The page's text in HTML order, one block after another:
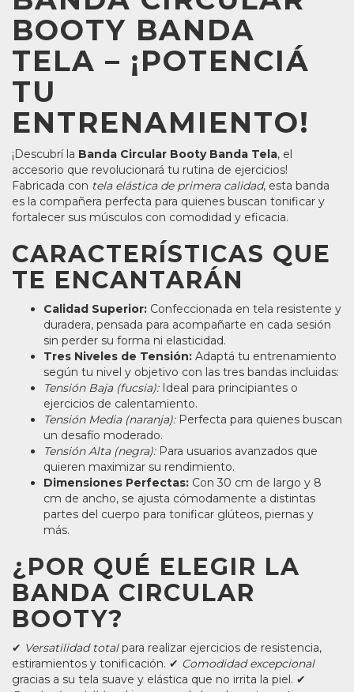
BOOTY BANDA
TELA – ¡POTENCIÁ
TU
ENTRENAMIENTO!
¡Descubrí la Banda Circular Booty Banda Tela, el
accesorio que revolucionará tu rutina de ejercicios!
Fabricada con tela elástica de primera calidad, esta banda
es la compañera perfecta para quienes buscan tonificar y
fortalecer sus músculos con comodidad y eficacia.
CARACTERÍSTICAS QUE
TE ENCANTARÁN
Calidad Superior: Confeccionada en tela resistente y
duradera, pensada para acompañarte en cada sesión
sin perder su forma ni elasticidad.
Tres Niveles de Tensión: Adaptá tu entrenamiento
según tu nivel y objetivo con las tres bandas incluidas:
Tensión Baja (fucsia):Ideal para principiantes o
ejercicios de calentamiento.
Tensión Media (naranja):Perfecta para quienes buscan
un desafío moderado.
Tensión Alta (negra):Para usuarios avanzados que
quieren maximizar su rendimiento.
Dimensiones Perfectas: Con 30 cm de largo y 8
cm de ancho, se ajusta cómodamente a distintas
partes del cuerpo para tonificar glúteos, piernas y
más.
¿POR QUÉ ELEGIR LA
BANDA CIRCULAR
BOOTY?
✔ Versatilidad totalpara realizar ejercicios de resistencia,
estiramientos y tonificación. ✔ Comodidad excepcional
gracias a su tela suave y elástica que no irrita la piel. ✔